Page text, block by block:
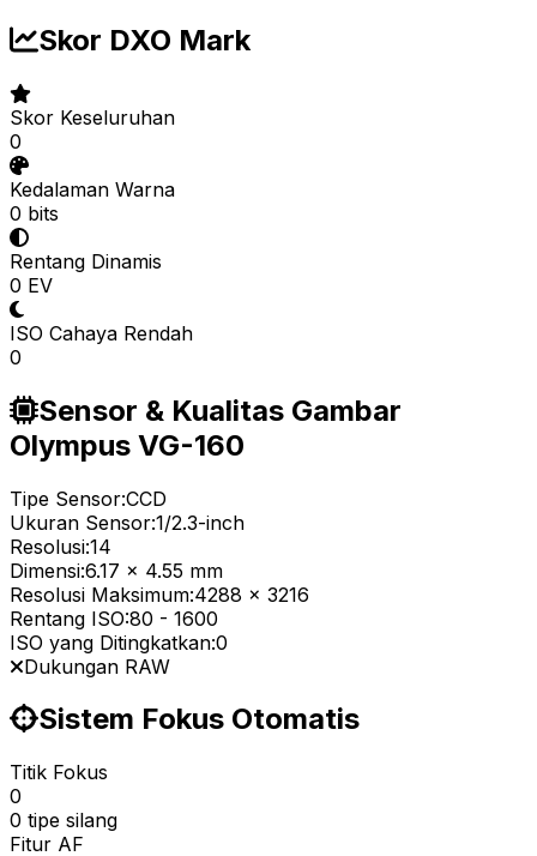
Skor DXO Mark
Skor Keseluruhan
0
Kedalaman Warna
0 bits
Rentang Dinamis
0 EV
ISO Cahaya Rendah
0
Sensor & Kualitas Gambar
Olympus VG-160
Tipe Sensor:CCD
Ukuran Sensor:1/2.3-inch
Resolusi:14
Dimensi:6.17 x 4.55 mm
Resolusi Maksimum:4288 x 3216
Rentang ISO:80 - 1600
ISO yang Ditingkatkan:0
Dukungan RAW
Sistem Fokus Otomatis
Titik Fokus
0
0 tipe silang
Fitur AF